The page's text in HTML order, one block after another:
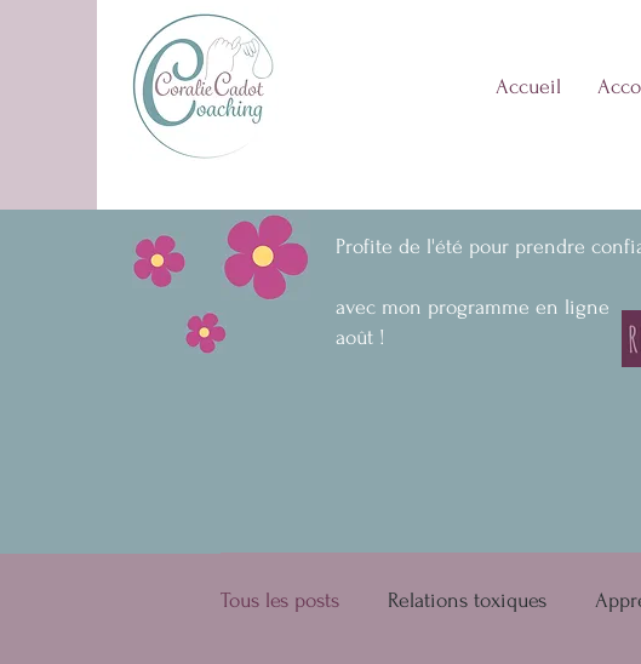
Accueil
Profite de l'été pour prendre
avec mon programme
août !
Tous les posts Relations toxiques